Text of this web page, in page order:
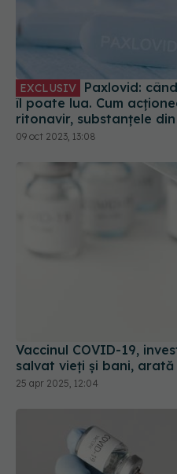
îl poate lua. Cum
ritonavir, substanțele
semnat contractul. Va fi
recomandarea medicului
Vaccinul COVID-19,